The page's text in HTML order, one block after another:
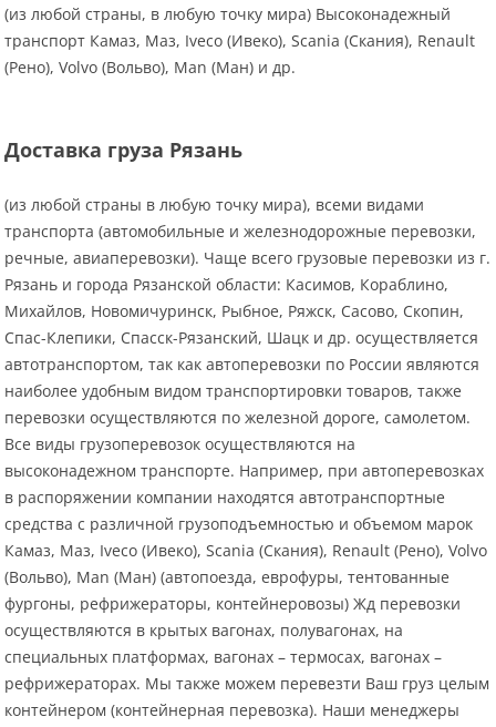
(из любой страны, в любую точку мира) Высоконадежный
транспорт Камаз, Маз, Iveco (Ивеко), Scania (Скания), Renault
(Рено), Volvo (Вольво), Man (Ман) и др.
Доставка груза Рязань
(из любой страны в любую точку мира), всеми видами
транспорта (автомобильные и железнодорожные перевозки,
речные, авиаперевозки). Чаще всего грузовые перевозки из г.
Рязань и города Рязанской области: Касимов, Кораблино,
Михайлов, Новомичуринск, Рыбное, Ряжск, Сасово, Скопин,
Спас-Клепики, Спасск-Рязанский, Шацк и др. осуществляется
автотранспортом, так как автоперевозки по России являются
наиболее удобным видом транспортировки товаров, также
перевозки осуществляются по железной дороге, самолетом.
Все виды грузоперевозок осуществляются на
высоконадежном транспорте. Например, при автоперевозках
в распоряжении компании находятся автотранспортные
средства с различной грузоподъемностью и объемом марок
Камаз, Маз, Iveco (Ивеко), Scania (Скания), Renault (Рено), Volvo
(Вольво), Man (Ман) (автопоезда, еврофуры, тентованные
фургоны, рефрижераторы, контейнеровозы) Жд перевозки
осуществляются в крытых вагонах, полувагонах, на
специальных платформах, вагонах – термосах, вагонах –
рефрижераторах. Мы также можем перевезти Ваш груз целым
контейнером (контейнерная перевозка). Наши менеджеры